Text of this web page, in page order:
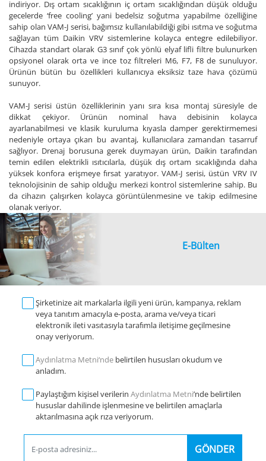
indiriyor. Dış ortam sıcaklığının iç ortam sıcaklığından düşük olduğu
gecelerde ‘free cooling’ yani bedelsiz soğutma yapabilme özelliğine
sahip olan VAM-J serisi, bağımsız kullanılabildiği gibi ısıtma ve soğutma
sağlayan tüm Daikin VRV sistemlerine kolayca entegre edilebiliyor.
Cihazda standart olarak G3 sınıf çok yönlü elyaf lifli filtre bulunurken
opsiyonel olarak orta ve ince toz filtreleri M6, F7, F8 de sunuluyor.
Ürünün bütün bu özellikleri kullanıcıya eksiksiz taze hava çözümü
sunuyor.
VAM-J serisi üstün özelliklerinin yanı sıra kısa montaj süresiyle de
dikkat çekiyor. Ürünün nominal hava debisinin kolayca
ayarlanabilmesi ve klasik kuruluma kıyasla damper gerektirmemesi
nedeniyle ortaya çıkan bu avantaj, kullanıcılara zamandan tasarruf
sağlıyor. Drenaj borusuna gerek duymayan ürün, Daikin tarafından
temin edilen elektrikli ısıtıcılarla, düşük dış ortam sıcaklığında daha
yüksek konfora erişmeye fırsat yaratıyor. VAM-J serisi, üstün VRV IV
teknolojisinin de sahip olduğu merkezi kontrol sistemlerine sahip. Bu
da cihazın çalışırken kolayca görüntülenmesine ve takip edilmesine
olanak veriyor.
E-Bülten
Şirketinize ait markalarla ilgili yeni ürün, kampanya, reklam
veya tanıtım amacıyla e-posta, arama ve/veya ticari
elektronik ileti vasıtasıyla tarafımla iletişime geçilmesine
onay veriyorum.
Aydınlatma Metni‘nde belirtilen hususları okudum ve
anladım.
Paylaştığım kişisel verilerin Aydınlatma Metni’nde belirtilen
hususlar dahilinde işlenmesine ve belirtilen amaçlarla
aktarılmasına açık rıza veriyorum.
GÖNDER